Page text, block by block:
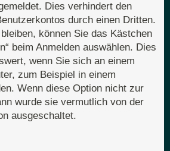
Dies verhindert den
durch einen Dritten.
können Sie das Kästchen
beim Anmelden auswählen. Dies
wenn Sie sich an einem
zum Beispiel in einem
Wenn diese Option nicht zur
wurde sie vermutlich von der
ausgeschaltet.